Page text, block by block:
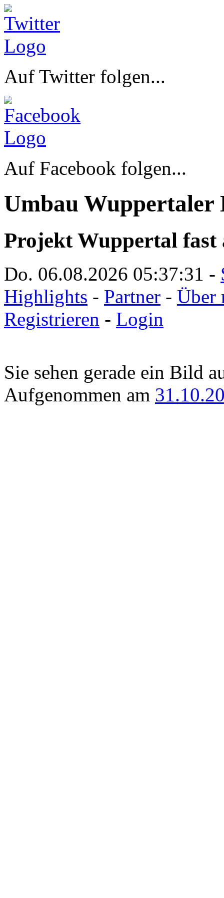
Auf Twitter folgen...
Auf Facebook folgen...
Umbau Wuppertaler
Projekt Wuppertal fast
Do. 06.08.2026 05:37:31 -
Highlights - Partner - Über
Registrieren - Login
Sie sehen gerade ein Bild
Aufgenommen am